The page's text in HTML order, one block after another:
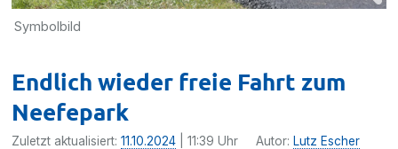
Symbolbild
Endlich wieder freie Fahrt zum
Neefepark
Zuletzt aktualisiert:11.10.2024 | 11:39 Uhr Autor: Lutz Escher